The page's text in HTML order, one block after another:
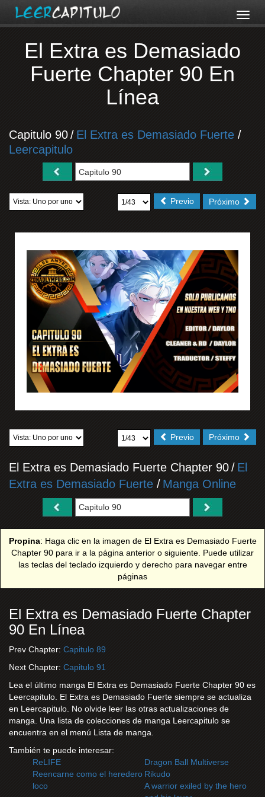
El Extra es Demasiado
Fuerte Chapter 90 En
Línea
Capitulo 90/ El Extra es Demasiado Fuerte /
Leercapitulo
Próximo
Previo
Próximo
Previo
El Extra es Demasiado Fuerte Chapter 90/ El
Extra es Demasiado Fuerte / Manga Online
Propina: Haga clic en la imagen de El Extra es Demasiado Fuerte
Chapter 90 para ir a la página anterior o siguiente. Puede utilizar
las teclas del teclado izquierdo y derecho para navegar entre
páginas
El Extra es Demasiado Fuerte Chapter
90 En Línea
Prev Chapter: Capitulo 89
Next Chapter: Capitulo 91
Lea el último manga El Extra es Demasiado Fuerte Chapter 90 es
Leercapitulo. El Extra es Demasiado Fuerte siempre se actualiza
en Leercapitulo. No olvide leer las otras actualizaciones de
manga. Una lista de colecciones de manga Leercapitulo se
encuentra en el menú Lista de manga.
También te puede interesar:
ReLIFE
Dragon Ball Multiverse
Reencarne como el heredero
loco
Rikudo
A warrior exiled by the hero